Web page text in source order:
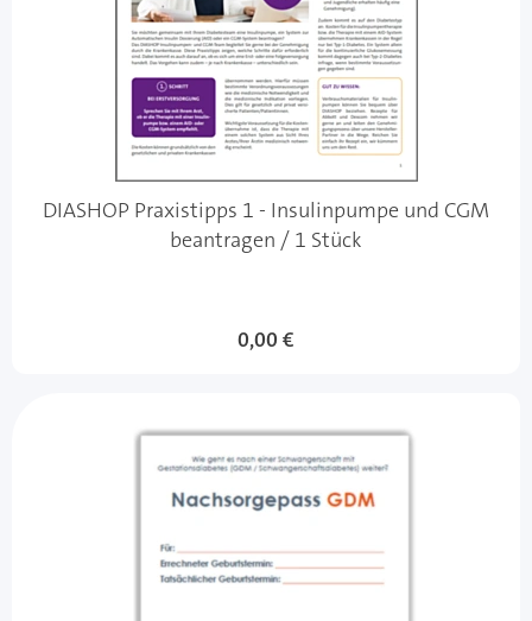
DIASHOP Praxistipps 1 - Insulinpumpe und CGM
beantragen / 1 Stück
0,00 €